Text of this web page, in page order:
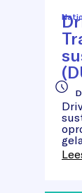
Driving
Urban
future